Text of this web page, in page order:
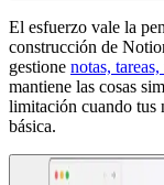
El esfuerzo vale la
construcción de
gestione notas,
mantiene las cosas
limitación cuando tus
básica.